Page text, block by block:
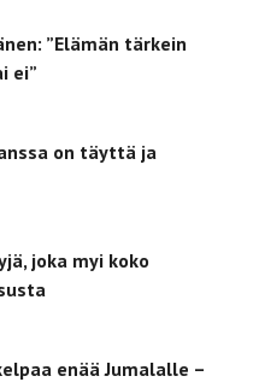
”Elämän tärkein
ei”
on täyttä ja
joka myi koko
enää Jumalalle –